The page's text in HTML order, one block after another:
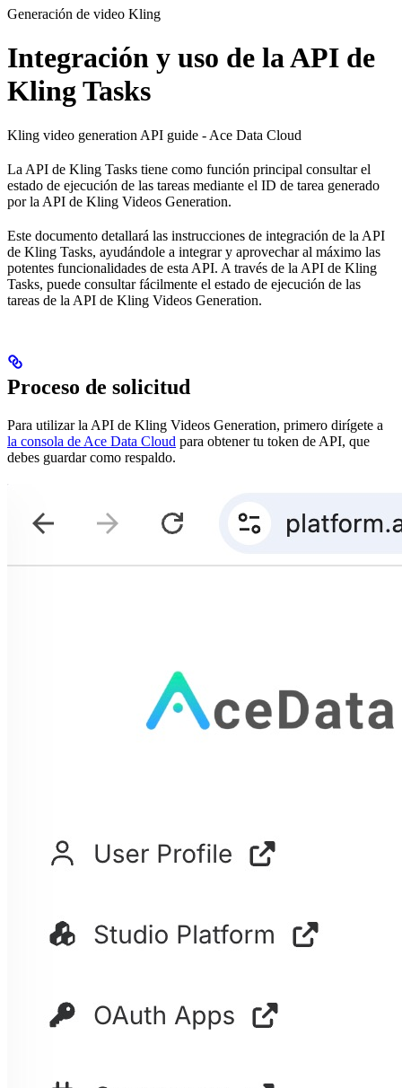
Generación de video Kling
Integración y uso de la API de
Kling Tasks
Kling video generation API guide - Ace Data Cloud
La API de Kling Tasks tiene como función principal consultar el
estado de ejecución de las tareas mediante el ID de tarea generado
por la API de Kling Videos Generation.
Este documento detallará las instrucciones de integración de la API
de Kling Tasks, ayudándole a integrar y aprovechar al máximo las
potentes funcionalidades de esta API. A través de la API de Kling
Tasks, puede consultar fácilmente el estado de ejecución de las
tareas de la API de Kling Videos Generation.
Proceso de solicitud
Para utilizar la API de Kling Videos Generation, primero dirígete a
la consola de Ace Data Cloud para obtener tu token de API, que
debes guardar como respaldo.